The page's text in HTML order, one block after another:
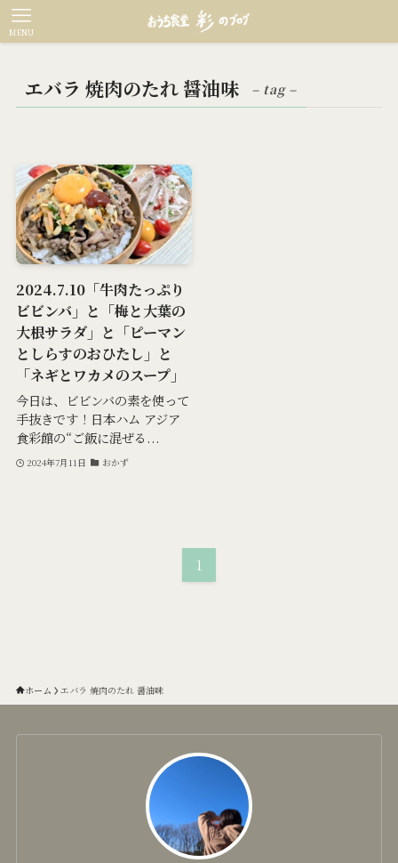
MENU
エバラ 焼肉のたれ 醤油味 – tag –
2024.7.10「牛肉たっぷり
ビビンバ」と「梅と大葉の
大根サラダ」と「ピーマン
としらすのおひたし」と
「ネギとワカメのスープ」
今日は、ビビンバの素を使って
手抜きです！日本ハム アジア
食彩館の“ご飯に混ぜる...
2024年7月11日 おかず
1
ホーム エバラ 焼肉のたれ 醤油味